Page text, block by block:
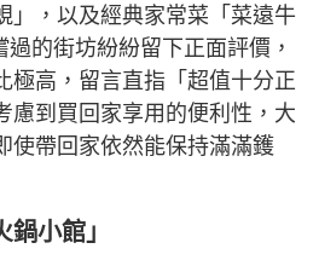
」，以及經典家常菜「菜遠牛
的街坊紛紛留下正面評價，
極高，留言直指「超值十分正
慮到買回家享用的便利性，大
使帶回家依然能保持滿滿鑊
小館」